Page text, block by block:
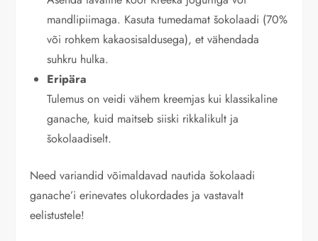
mandlipiimaga. Kasuta tumedamat šokolaadi (70%
või rohkem kakaosisaldusega), et vähendada
suhkru hulka.
Eripära
Tulemus on veidi vähem kreemjas kui klassikaline
ganache, kuid maitseb siiski rikkalikult ja
šokolaadiselt.
Need variandid võimaldavad nautida šokolaadi
ganache’i erinevates olukordades ja vastavalt
eelistustele!